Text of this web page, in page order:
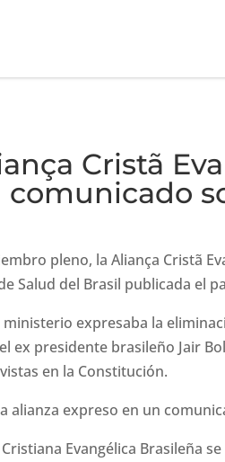
Cristã
comunicado
pleno, la Aliança Cristã
Salud del Brasil publicada el
ministerio expresaba la
ex presidente brasileño Jair
en la Constitución.
alianza expreso en un
Cristiana Evangélica Brasileña